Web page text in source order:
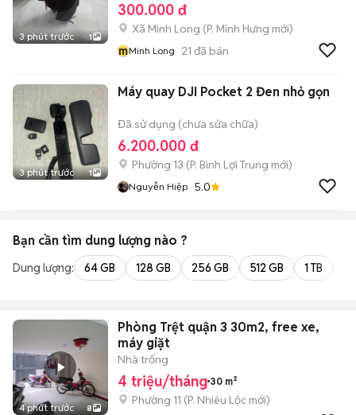
3 phút trước 1
300.000 đ
Xã Minh Long (P. Minh Hưng mới)
mMinh Long 21 đã bán
3 phút trước 1
Máy quay DJI Pocket 2 Đen nhỏ gọn
Đã sử dụng (chưa sửa chữa)
6.200.000 đ
Phường 13 (P. Bình Lợi Trung mới)
Nguyễn Hiệp 5.0
Bạn cần tìm dung lượng nào ?
Dung lượng: 64 GB 128 GB 256 GB 512 GB 1 TB
4 phút trước 8
Phòng Trệt quận 3 30m2, free xe,
máy giặt
Nhà trống
4 triệu/tháng 30 m²
Phường 11 (P. Nhiêu Lộc mới)